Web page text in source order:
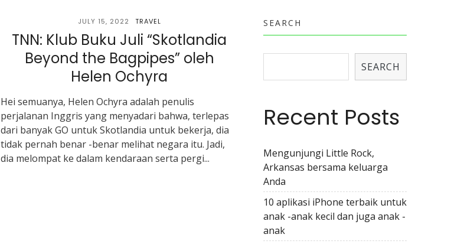
JULY 15, 2022 TRAVEL
TNN: Klub Buku Juli “Skotlandia
Beyond the Bagpipes” oleh
Helen Ochyra
Hei semuanya, Helen Ochyra adalah penulis
perjalanan Inggris yang menyadari bahwa, terlepas
dari banyak GO untuk Skotlandia untuk bekerja, dia
tidak pernah benar -benar melihat negara itu. Jadi,
dia melompat ke dalam kendaraan serta pergi...
SEARCH
SEARCH
Recent Posts
Mengunjungi Little Rock,
Arkansas bersama keluarga
Anda
10 aplikasi iPhone terbaik untuk
anak -anak kecil dan juga anak -
anak